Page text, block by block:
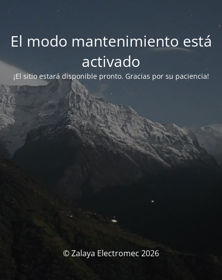
El modo mantenimiento está
activado
¡El sitio estará disponible pronto. Gracias por su paciencia!
© Zalaya Electromec 2026